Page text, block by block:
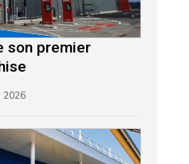
son premier
2026